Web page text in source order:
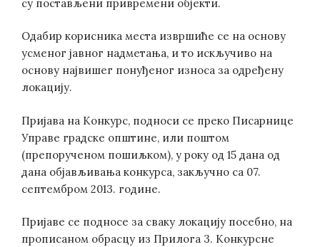
су постављени привремени објекти.
Oдабир корисника места извршиће се на основу
усменог јавног надметања, и то искључиво на
основу највишег понуђеног износа за одређену
локацију.
Пријава на Конкурс, подноси се преко Писарнице
Управе градске општине, или поштом
(препорученом пошиљком), у року од 15 дана од
дана објављивања конкурса, зaкључно са 07.
септембром 2013. године.
Пријаве се подносе за сваку локацију посебно, на
прописаном обрасцу из Прилога 3. Конкурсне